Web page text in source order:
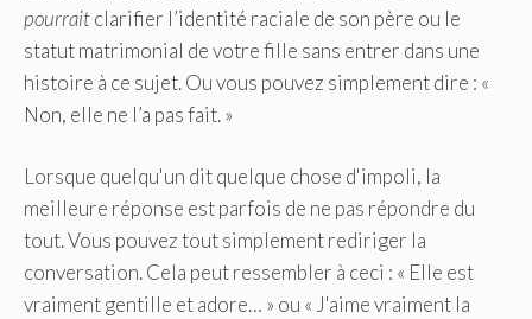
pourraitclarifier l’identité raciale de son père ou le
statut matrimonial de votre fille sans entrer dans une
histoire à ce sujet. Ou vous pouvez simplement dire : «
Non, elle ne l’a pas fait. »
Lorsque quelqu'un dit quelque chose d'impoli, la
meilleure réponse est parfois de ne pas répondre du
tout. Vous pouvez tout simplement rediriger la
conversation. Cela peut ressembler à ceci : « Elle est
vraiment gentille et adore… » ou « J'aime vraiment la